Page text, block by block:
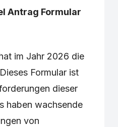
Antrag Formular
im Jahr 2026 die
Formular ist
dieser
haben wachsende
von